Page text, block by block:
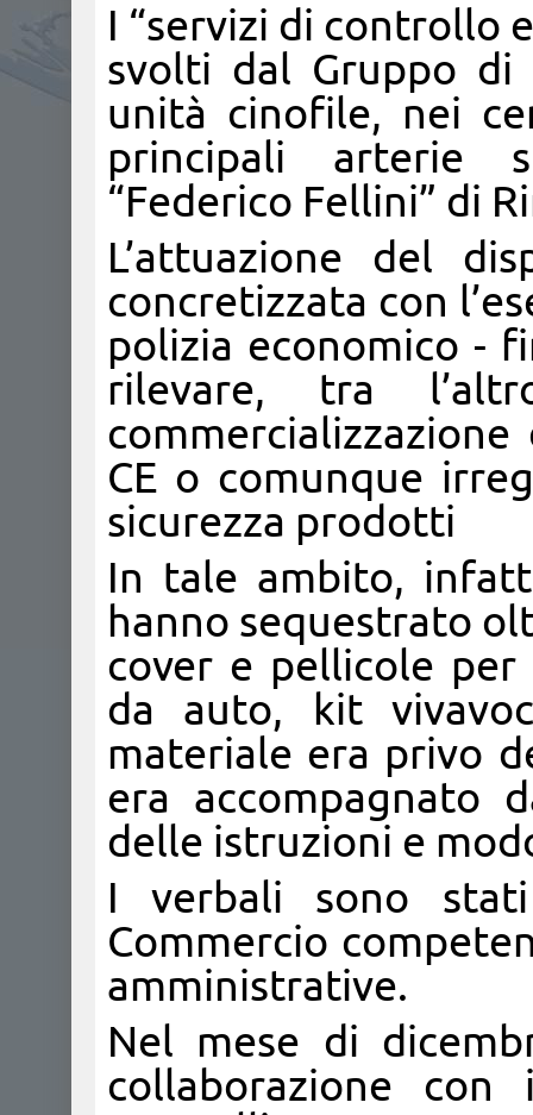
I “servizi di controllo
svolti dal Gruppo di
unità cinofile, nei
principali arterie
“Federico Fellini” di
L’attuazione del
concretizzata con
polizia economico -
rilevare, tra
CE o comunque
sicurezza prodotti
In tale ambito,
hanno sequestrato
cover e pellicole
da auto, kit
materiale era privo
era accompagnato
delle istruzioni e
I verbali sono
Commercio
amministrative.
Nel mese di
collaborazione